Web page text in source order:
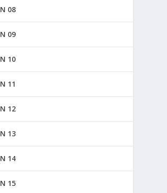
08
09
10
11
12
13
14
15